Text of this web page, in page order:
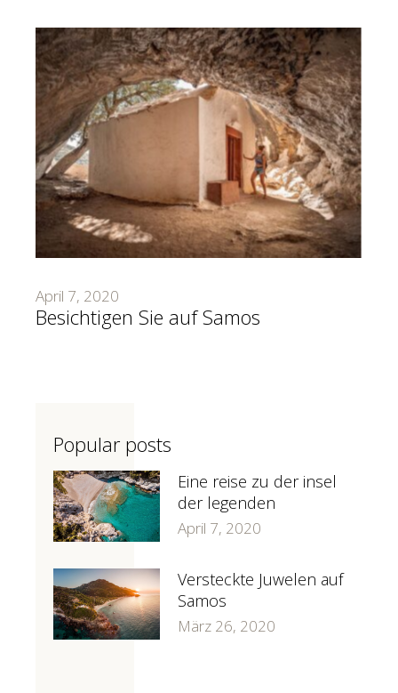
April 7, 2020
Besichtigen Sie auf Samos
Popular posts
Eine reise zu der insel
der legenden
April 7, 2020
Versteckte Juwelen auf
Samos
März 26, 2020